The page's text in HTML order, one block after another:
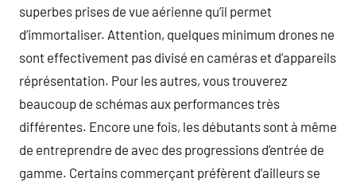
superbes prises de vue aérienne qu’il permet
d’immortaliser. Attention, quelques minimum drones ne
sont effectivement pas divisé en caméras et d’appareils
réprésentation. Pour les autres, vous trouverez
beaucoup de schémas aux performances très
différentes. Encore une fois, les débutants sont à même
de entreprendre de avec des progressions d’entrée de
gamme. Certains commerçant préfèrent d’ailleurs se